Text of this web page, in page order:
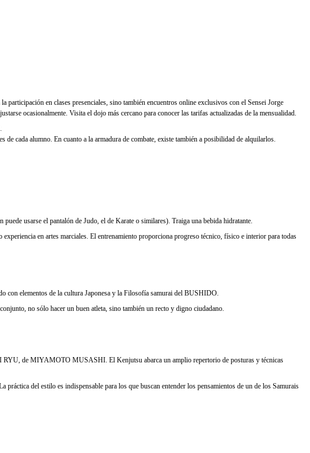
en clases presenciales, sino también encuentros online exclusivos con el Sensei Jorge
ocasionalmente. Visita el dojo más cercano para conocer las tarifas actualizadas de la mensualidad.
cada alumno. En cuanto a la armadura de combate, existe también a posibilidad de alquilarlos.
usarse el pantalón de Judo, el de Karate o similares). Traiga una bebida hidratante.
en artes marciales. El entrenamiento proporciona progreso técnico, físico e interior para todas
con elementos de la cultura Japonesa y la Filosofía samurai del BUSHIDO.
no sólo hacer un buen atleta, sino también un recto y digno ciudadano.
RYU, de MIYAMOTO MUSASHI. El Kenjutsu abarca un amplio repertorio de posturas y técnicas
del estilo es indispensable para los que buscan entender los pensamientos de un de los Samurais